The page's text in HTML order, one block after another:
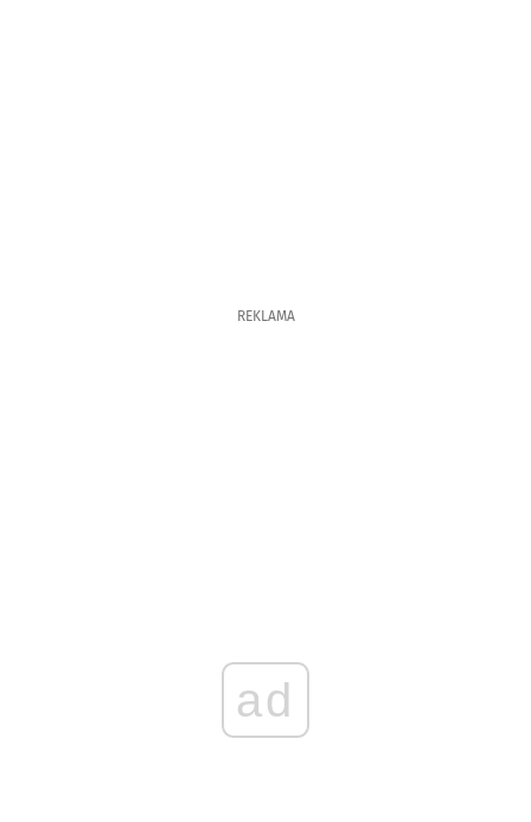
REKLAMA
ad